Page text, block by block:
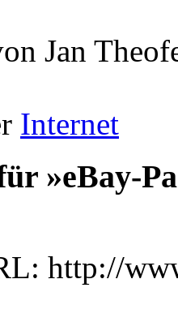
Jan
Internet
»eBay-
http://